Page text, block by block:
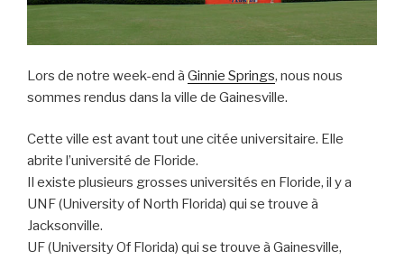
Lors de notre week-end à Ginnie Springs, nous nous
sommes rendus dans la ville de Gainesville.
Cette ville est avant tout une citée universitaire. Elle
abrite l’université de Floride.
Il existe plusieurs grosses universités en Floride, il y a
UNF (University of North Florida) qui se trouve à
Jacksonville.
UF (University Of Florida) qui se trouve à Gainesville,